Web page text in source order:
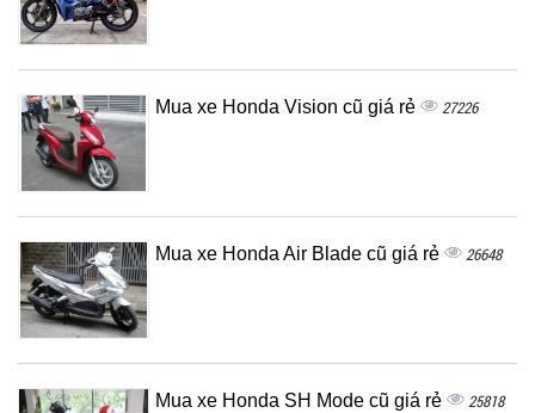
Mua xe Honda Vision cũ giá rẻ 27226
Mua xe Honda Air Blade cũ giá rẻ 26648
Mua xe Honda SH Mode cũ giá rẻ 25818